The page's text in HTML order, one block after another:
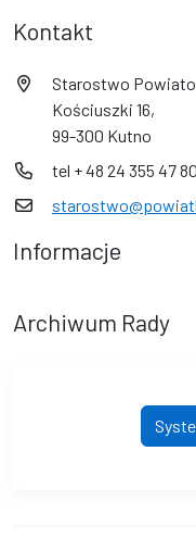
Kontakt
Starostwo
Kościuszki 16,
99-300 Kutno
tel + 48 24 355 47 80
Informacje
Archiwum Rady